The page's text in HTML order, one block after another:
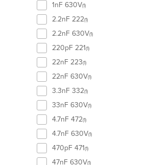
1nF 630V(1)
2.2nF 222(1)
2.2nF 630V(1)
220pF 221(1)
22nF 223(1)
22nF 630V(1)
3.3nF 332(1)
33nF 630V(1)
4.7nF 472(1)
4.7nF 630V(1)
470pF 471(1)
47nF 630V(1)